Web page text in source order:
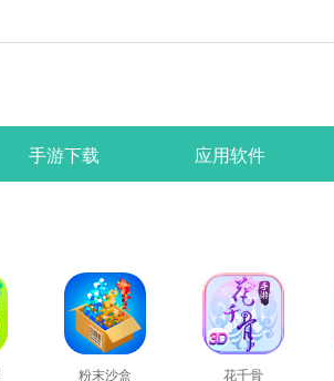
手游下载 应用软件
粉末沙盒 花千骨